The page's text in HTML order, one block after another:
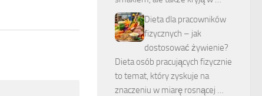
Dieta dla pracowników
fizycznych – jak
dostosować żywienie?
Dieta osób pracujących fizycznie
to temat, który zyskuje na
znaczeniu w miarę rosnącej …